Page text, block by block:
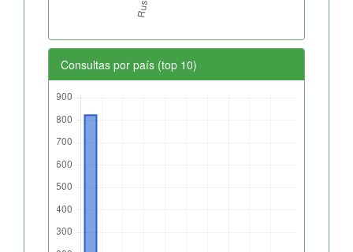
Consultas por país (top 10)